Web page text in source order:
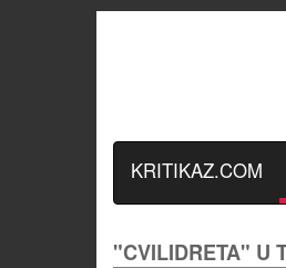
KRITIKAZ.COM
"CVILIDRETA" U